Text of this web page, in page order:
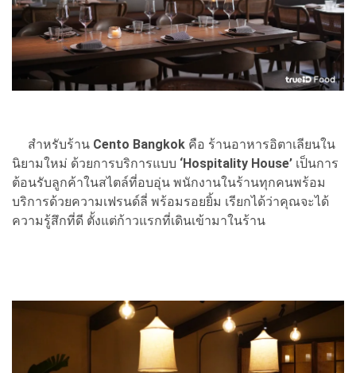
สำหรับร้าน Cento Bangkok คือ ร้านอาหารอิตาเลียนใน
นิยามใหม่ ด้วยการบริการแบบ ‘Hospitality House’ เป็นการ
ต้อนรับลูกค้าในสไตล์ที่อบอุ่น พนักงานในร้านทุกคนพร้อม
บริการด้วยความเฟรนด์ลี่ พร้อมรอยยิ้ม เรียกได้ว่าคุณจะได้
ความรู้สึกที่ดี ตั้งแต่ก้าวแรกที่เดินเข้ามาในร้าน